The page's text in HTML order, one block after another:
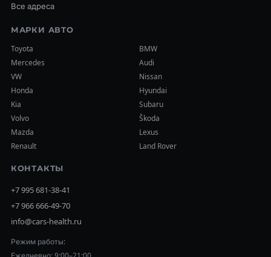
Все адреса
МАРКИ АВТО
Toyota
BMW
Mercedes
Audi
VW
Nissan
Honda
Hyundai
Kia
Subaru
Volvo
Škoda
Mazda
Lexus
Renault
Land Rover
КОНТАКТЫ
+7 995 681-38-41
+7 966 666-49-70
info@cars-health.ru
Режим работы: